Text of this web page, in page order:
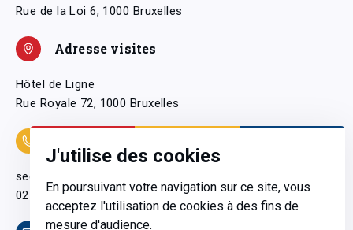
J'utilise des cookies
En poursuivant votre navigation sur ce site, vous
acceptez l'utilisation de cookies à des fins de
mesure d'audience.
Rue de la Loi 6, 1000 Bruxelles
Adresse visites
Hôtel de Ligne
Rue Royale 72, 1000 Bruxelles
secretariatgeneral@pfwb.be
02 506 38 11